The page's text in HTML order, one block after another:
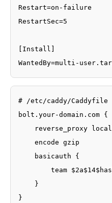
Restart=on-failure
RestartSec=5
[Install]
WantedBy=multi-
# /etc/caddy/Caddyfile
bolt.your-domain.com {
reverse_proxy
    encode gzip
    basicauth {
team
    }
}